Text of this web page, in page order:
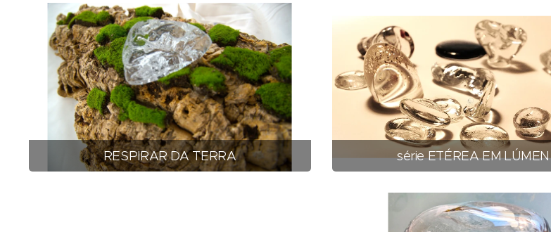
RESPIRAR DA TERRA série ETÉREA EM LÚMEN